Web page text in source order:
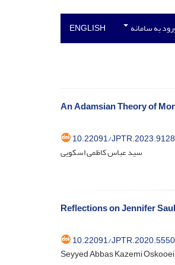
به سامانه ENGLISH
An Adamsian Theory of
10.22091/
سید عباس کاظمی اسکویی
Reflections on Jennifer
10.22091/
Seyyed Abbas Kazemi Oskooei